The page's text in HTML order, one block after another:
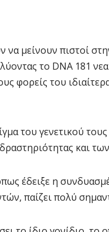
να μείνουν πιστοί
το DNA 181
φορείς του
του γενετικού
και
έδειξε η
παίζει πολύ